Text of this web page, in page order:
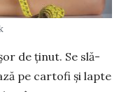
de ținut. Se slă­
pe cartofi și lapte